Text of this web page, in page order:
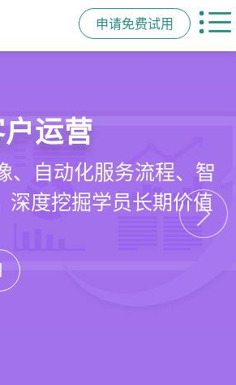
申请免费试用
，打通从引流、转化、
介绍的全生命周期增长
斗
、标准化跟单、试听转
高绩效招生团队
运营
、自动化服务流程、智
深度挖掘学员长期价值
裂变
、小程序商城、丰富
现低成本口碑增长